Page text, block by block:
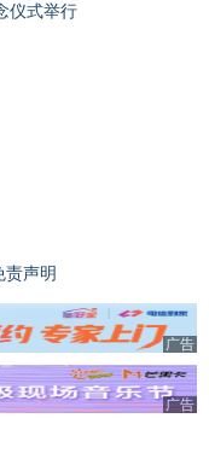
仪式举行
责声明
广告
广告